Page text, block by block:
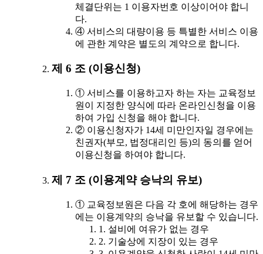
체결단위는 1 이용자번호 이상이어야 합니
다.
④ 서비스의 대량이용 등 특별한 서비스 이용
에 관한 계약은 별도의 계약으로 합니다.
제 6 조 (이용신청)
① 서비스를 이용하고자 하는 자는 교육정보
원이 지정한 양식에 따라 온라인신청을 이용
하여 가입 신청을 해야 합니다.
② 이용신청자가 14세 미만인자일 경우에는
친권자(부모, 법정대리인 등)의 동의를 얻어
이용신청을 하여야 합니다.
제 7 조 (이용계약 승낙의 유보)
① 교육정보원은 다음 각 호에 해당하는 경우
에는 이용계약의 승낙을 유보할 수 있습니다.
1. 설비에 여유가 없는 경우
2. 기술상에 지장이 있는 경우